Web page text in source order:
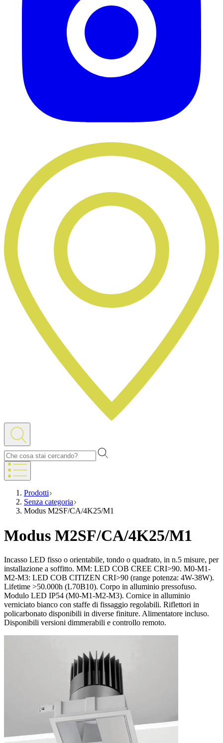
Prodotti
Senza categoria
Modus M2SF/CA/4K25/M1
Modus M2SF/CA/4K25/M1
Incasso LED fisso o orientabile, tondo o quadrato, in n.5 misure, per
installazione a soffitto. MM: LED COB CREE CRI>90. M0-M1-
M2-M3: LED COB CITIZEN CRI>90 (range potenza: 4W-38W).
Lifetime >50.000h (L70B10). Corpo in alluminio pressofuso.
Modulo LED IP54 (M0-M1-M2-M3). Cornice in alluminio
verniciato bianco con staffe di fissaggio regolabili. Riflettori in
policarbonato disponibili in diverse finiture. Alimentatore incluso.
Disponibili versioni dimmerabili e controllo remoto.